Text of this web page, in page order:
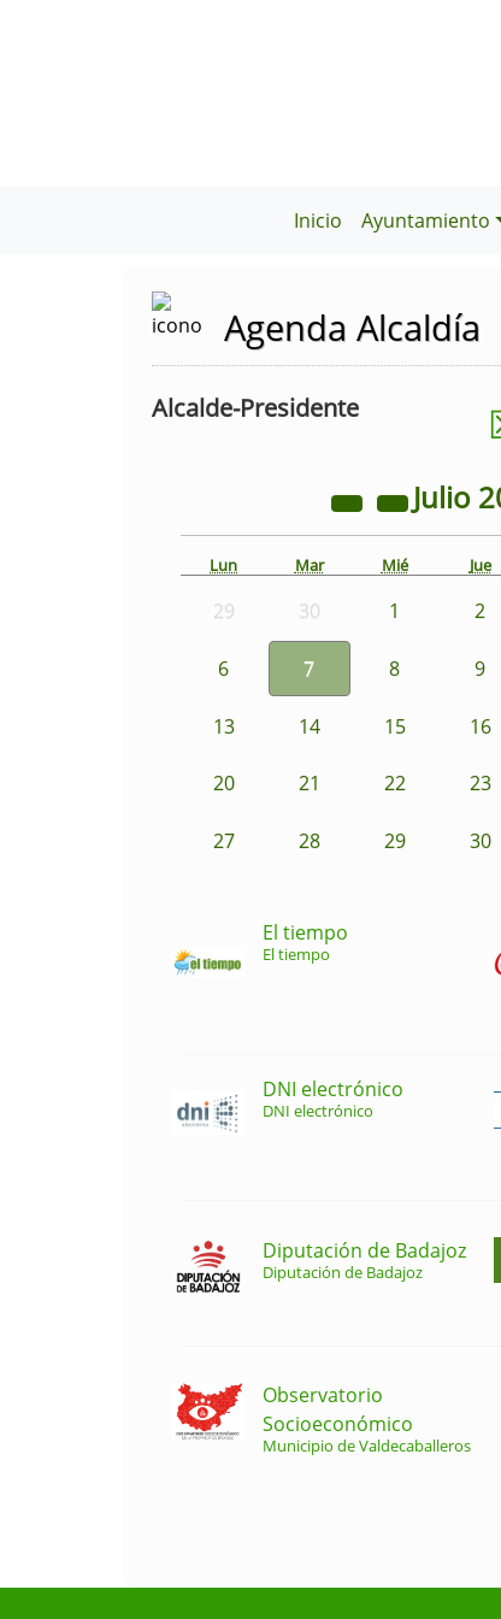
Inicio Ayuntamiento
Agenda Alcaldía
Alcalde-Presidente
Julio
Lun Mar Mié Jue
29 30 1 2
6 7 8 9
13 14 15 16
20 21 22 23
27 28 29 30
El tiempo
El tiempo
DNI electrónico
DNI electrónico
Diputación de Badajoz
Diputación de Badajoz
Observatorio
Socioeconómico
Municipio de Valdecaballeros